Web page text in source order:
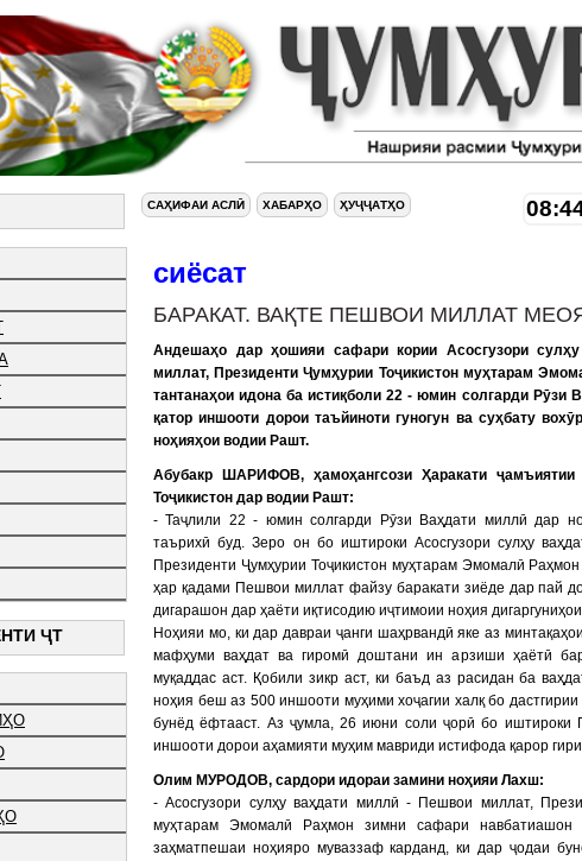
ҶТ
САҲИФАИ АСЛӢ ХАБАРҲО ҲУҶҶАТҲО
сиёсат
БАРАКАТ. ВАҚТЕ ПЕШВОИ МИЛЛАТ
Андешаҳо дар ҳошияи сафари кории Асосгузори
миллат, Президенти Ҷумҳурии Тоҷикистон муҳтарам
тантанаҳои идона ба истиқболи 22 - юмин солгарди Рӯзи
қатор иншооти дорои таъйиноти гуногун ва суҳбату
ноҳияҳои водии Рашт.
Абубакр ШАРИФОВ, ҳамоҳангсози Ҳаракати
Тоҷикистон дар водии Рашт:
- Таҷлили 22 - юмин солгарди Рӯзи Ваҳдати миллӣ дар
таърихӣ буд. Зеро он бо иштироки Асосгузори сулҳу
Президенти Ҷумҳурии Тоҷикистон муҳтарам Эмомалӣ Раҳмон
ҳар қадами Пешвои миллат файзу баракати зиёде дар пай
дигарашон дар ҳаёти иқтисодию иҷтимоии ноҳия
Ноҳияи мо, ки дар давраи ҷанги шаҳрвандӣ яке аз
мафҳуми ваҳдат ва гиромӣ доштани ин арзиши ҳаётӣ
муқаддас аст. Қобили зикр аст, ки баъд аз расидан ба
ноҳия беш аз 500 иншооти муҳими хоҷагии халқ бо
бунёд ёфтааст. Аз ҷумла, 26 июни соли ҷорӣ бо
иншооти дорои аҳамияти муҳим мавриди истифода қарор
Олим МУРОДОВ, сардори идораи замини ноҳияи Лахш:
- Асосгузори сулҳу ваҳдати миллӣ - Пешвои миллат,
муҳтарам Эмомалӣ Раҳмон зимни сафари
заҳматпешаи ноҳияро муваззаф карданд, ки дар ҷодаи